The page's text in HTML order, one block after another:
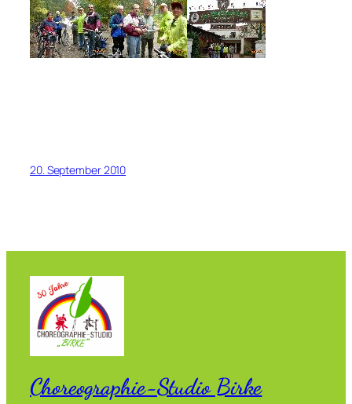
20. September 2010
Choreographie-Studio Birke